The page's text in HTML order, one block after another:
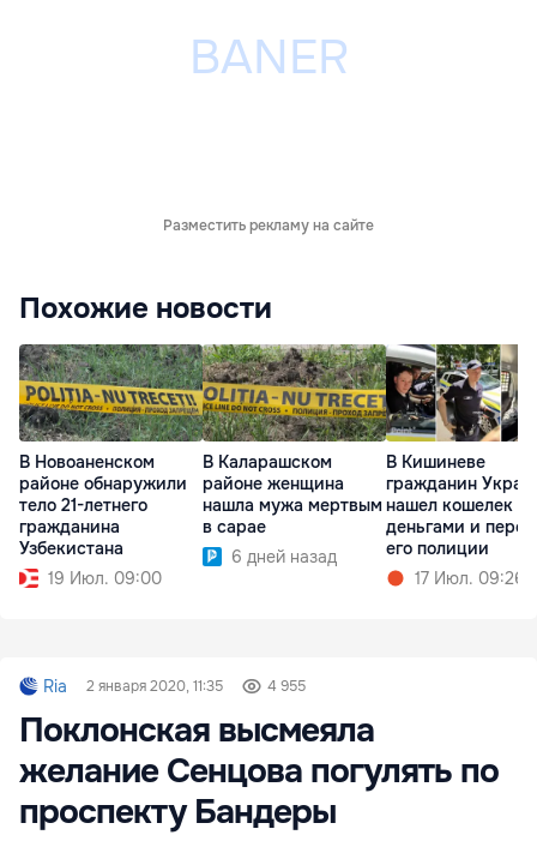
Разместить рекламу на сайте
Похожие новости
В Новоаненском
районе обнаружили
тело 21-летнего
гражданина
Узбекистана
19 Июл. 09:00
В Каларашском
районе женщина
нашла мужа мертвым
в сарае
6 дней назад
В Кишиневе
гражданин
нашел кошелек с
деньгами и
его полиции
17 Июл. 09:26
Ria 2 января 2020, 11:35 4 955
Поклонская высмеяла
желание Сенцова погулять по
проспекту Бандеры